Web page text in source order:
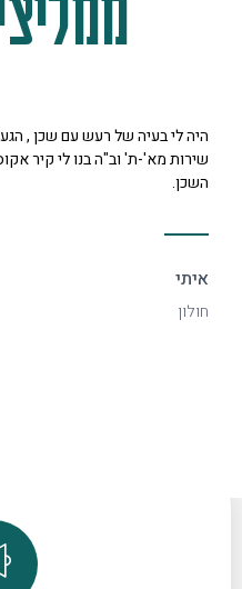
שכן , הגעתי לייעוץ עם יניב נתן
לי קיר אקוסטי ואני לא שומע בכלל